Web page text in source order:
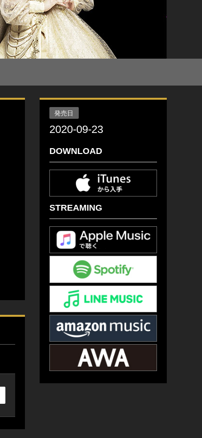
発売日
2020-09-23
DOWNLOAD
STREAMING